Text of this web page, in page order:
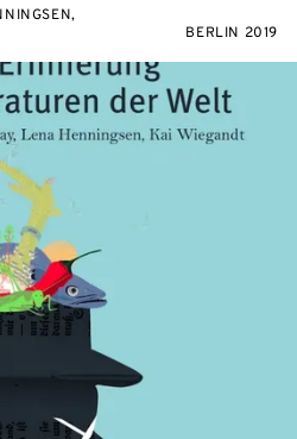
BERLIN 2019